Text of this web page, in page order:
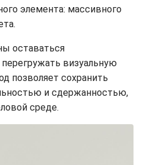
элемента: массивного
оставаться
визуальную
позволяет сохранить
и сдержанностью,
среде.